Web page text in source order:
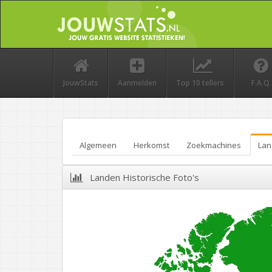
JouwStats Aanmelden Top 10 tellers F.A.Q.
Algemeen Herkomst Zoekmachines
Landen Historische Foto's